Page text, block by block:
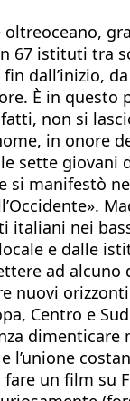
67 istituti tra
dall’inizio,
È in questo
non si
in onore
sette giovani
si manifestò
italiani nei
e dalle
ad
orizzonti
Centro e
dimenticare
l’unione
un film su